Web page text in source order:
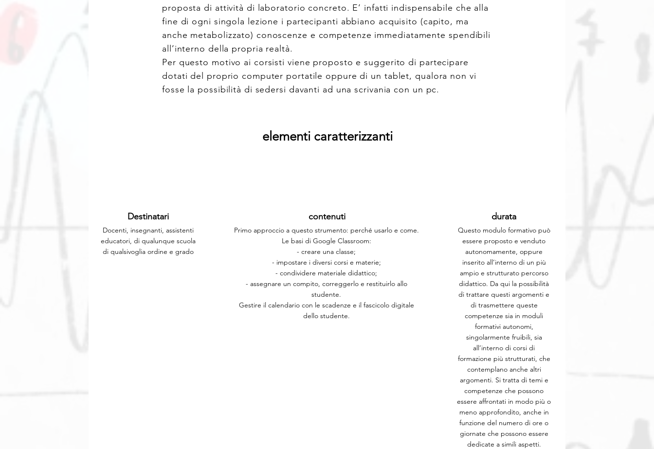
proposta di attività di laboratorio concreto. E’ infatti indispensabile che alla
fine di ogni singola lezione i partecipanti abbiano acquisito (capito, ma
anche metabolizzato) conoscenze e competenze immediatamente spendibili
all’interno della propria realtà.
Per questo motivo ai corsisti viene proposto e suggerito di partecipare
dotati del proprio computer portatile oppure di un tablet, qualora non vi
fosse la possibilità di sedersi davanti ad una scrivania con un pc.
elementi caratterizzanti
Destinatari
Docenti, insegnanti, assistenti
educatori, di qualunque scuola
di qualsivoglia ordine e grado
contenuti
Primo approccio a questo strumento: perché usarlo e come.
Le basi di Google Classroom:
- creare una classe;
- impostare i diversi corsi e materie;
- condividere materiale didattico;
- assegnare un compito, correggerlo e restituirlo allo
studente.
Gestire il calendario con le scadenze e il fascicolo digitale
dello studente.
durata
Questo modulo formativo può
essere proposto e venduto
autonomamente, oppure
inserito all’interno di un più
ampio e strutturato percorso
didattico. Da qui la possibilità
di trattare questi argomenti e
di trasmettere queste
competenze sia in moduli
formativi autonomi,
singolarmente fruibili, sia
all’interno di corsi di
formazione più strutturati, che
contemplano anche altri
argomenti. Si tratta di temi e
competenze che possono
essere affrontati in modo più o
meno approfondito, anche in
funzione del numero di ore o
giornate che possono essere
dedicate a simili aspetti.